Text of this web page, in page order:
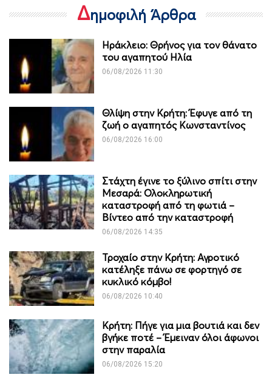
Δημοφιλή Άρθρα
Ηράκλειο: Θρήνος για τον θάνατο
του αγαπητού Ηλία
06/08/2026 11:30
Θλίψη στην Κρήτη: Έφυγε από τη
ζωή ο αγαπητός Κωνσταντίνος
06/08/2026 16:00
Στάχτη έγινε το ξύλινο σπίτι στην
Μεσαρά: Ολοκληρωτική
καταστροφή από τη φωτιά –
Βίντεο από την καταστροφή
06/08/2026 14:35
Τροχαίο στην Κρήτη: Αγροτικό
κατέληξε πάνω σε φορτηγό σε
κυκλικό κόμβο!
06/08/2026 10:40
Κρήτη: Πήγε για μια βουτιά και δεν
βγήκε ποτέ – Έμειναν όλοι άφωνοι
στην παραλία
06/08/2026 15:20